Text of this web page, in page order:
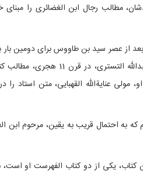
مطالب رجال ابن الغضائری را
از عصر سید بن طاووس برای دومین
عبدالله التستری،
مولی عنایةالله القهبایی، متن
که به احتمال قریب به یقین، مرحوم ابن
کتاب، یکی از دو کتاب الفهرست او